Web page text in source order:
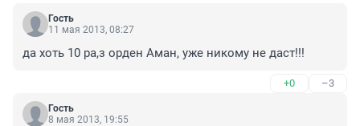
Гость
11 мая 2013, 08:27
да хоть 10 ра,з орден Аман, уже никому не даст!!!
+0 –3
Гость
8 мая 2013, 19:55